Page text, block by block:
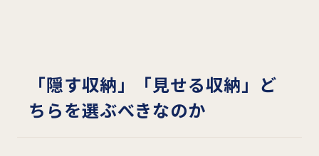
「隠す収納」「見せる収納」ど
ちらを選ぶべきなのか